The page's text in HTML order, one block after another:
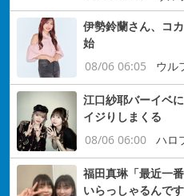
伊勢鈴蘭さん、コ
始
08/06 06:05
ウル
江口紗耶バーイベ
イジりしまくる
08/06 06:00
ハロ
福田真琳「最近一
いらっしゃるんで